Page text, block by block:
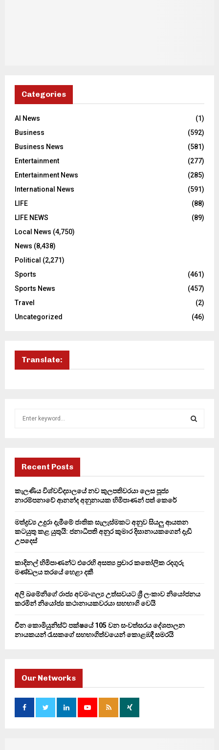
Categories
AI News
(1)
Business
(592)
Business News
(581)
Entertainment
(277)
Entertainment News
(285)
International News
(591)
LIFE
(88)
LIFE NEWS
(89)
Local News (4,750)
News (8,438)
Political (2,271)
Sports
(461)
Sports News
(457)
Travel
(2)
Uncategorized
(46)
Translate:
f
r
H
Recent Posts
කැලණිය විශ්වවිද්‍යාලයේ නව කුලපතිවරයා ලෙස පූජ්‍ය
නාරම්පනාවේ ආනන්ද අනුනායක හිමිපාණන් පත් කෙරේ
මත්ද්‍රව්‍ය උදුරා දැමීමේ ජාතික සැලැස්මකට අනුව සියලු ආයතන
කටයුතු කළ යුතුයි: ජනාධිපති අනුර කුමාර දිසානායකගෙන් දැඩි
උපදෙස්
කාදිනල් හිමිපාණන්ට එරෙහි අසත්‍ය ප්‍රචාර කතෝලික රදගුරු
මණ්ඩලය තරයේ හෙළා දකී
අලි ඛමේනිගේ රාජ්‍ය අවමංගල්‍ය උත්සවයට ශ්‍රී ලංකාව නියෝජනය
කරමින් නියෝජ්‍ය කථානායකවරයා සහභාගි වෙයි
චීන කොමියුනිස්ට් පක්ෂයේ 105 වන සංවත්සරය දේශපාලන
නායකයන් රැසකගේ සහභාගිත්වයෙන් කොළඹදී සමරයි
Our Networks